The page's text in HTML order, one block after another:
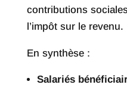
contributions
l’impôt sur le revenu.
En synthèse :
Salariés